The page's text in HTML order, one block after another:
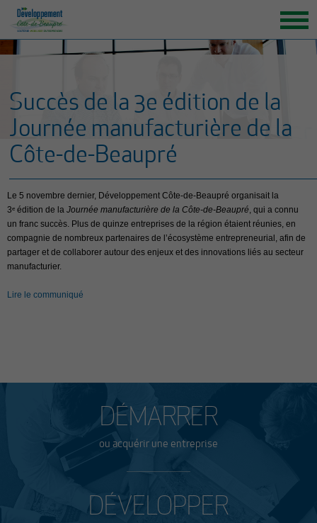
GRANDS ENJEUX
ENTREPRENEURS INSPIRANTS
NOUVELLES
Succès de la 3e édition de la
Journée manufacturière de la
Côte-de-Beaupré
Le 5 novembre dernier, Développement Côte-de-Beaupré organisait la
3ᵉ édition de la Journée manufacturière de la Côte-de-Beaupré , qui a connu
un franc succès. Plus de quinze entreprises de la région étaient réunies, en
compagnie de nombreux partenaires de l’écosystème entrepreneurial, afin de
partager et de collaborer autour des enjeux et des innovations liés au secteur
manufacturier.
Lire le communiqué
DÉMARRER
ou acquérir une entreprise
DÉVELOPPER